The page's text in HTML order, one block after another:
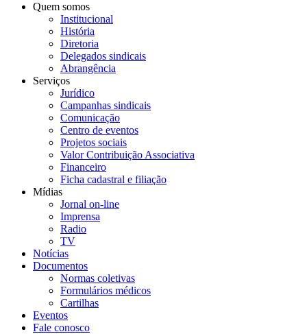
Quem somos
Institucional
História
Diretoria
Delegados sindicais
Abrangência
Serviços
Jurídico
Campanhas sindicais
Comunicação
Centro de eventos
Projetos sociais
Valor Contribuição Associativa
Financeiro
Ficha cadastral e filiação
Mídias
Jornal on-line
Imprensa
Radio
TV
Notícias
Documentos
Normas coletivas
Formulários médicos
Cartilhas
Eventos
Fale conosco